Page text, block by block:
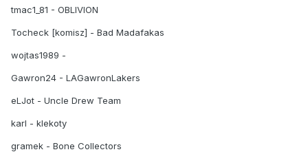
tmac1_81 - OBLIVION
Tocheck [komisz] - Bad Madafakas
wojtas1989 -
Gawron24 - LAGawronLakers
eLJot - Uncle Drew Team
karl - klekoty
gramek - Bone Collectors